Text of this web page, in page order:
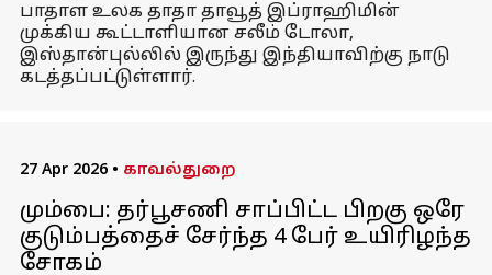
பாதாள உலக தாதா தாவூத் இப்ராஹிமின்
முக்கிய கூட்டாளியான சலீம் டோலா,
இஸ்தான்புல்லில் இருந்து இந்தியாவிற்கு நாடு
கடத்தப்பட்டுள்ளார்.
27 Apr 2026 • காவல்துறை
மும்பை: தர்பூசணி சாப்பிட்ட பிறகு ஒரே
குடும்பத்தைச் சேர்ந்த 4 பேர் உயிரிழந்த
சோகம்